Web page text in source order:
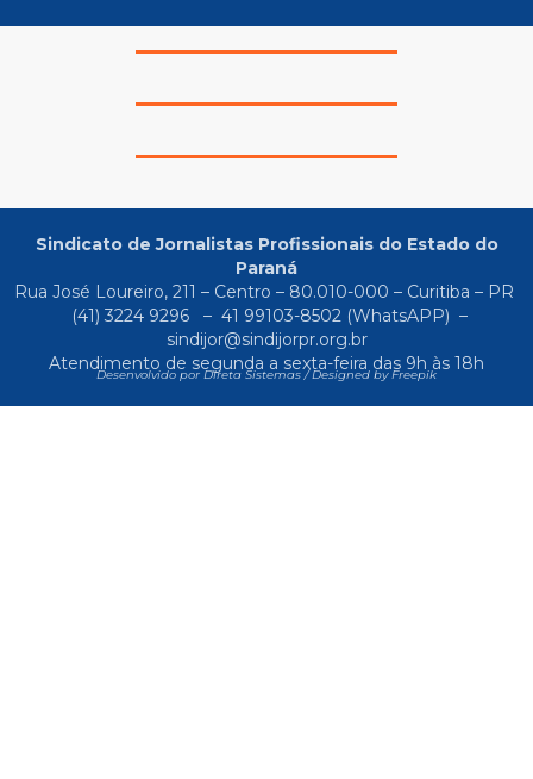
Sindicato de Jornalistas Profissionais do Estado do
Paraná
Rua José Loureiro, 211 – Centro – 80.010-000 – Curitiba – PR
(41) 3224 9296
– 41 99103-8502(WhatsAPP) –
sindijor@sindijorpr.org.br
Atendimento de segunda a sexta-feira das 9h às 18h
Desenvolvido por Direta Sistemas /Designed by Freepik